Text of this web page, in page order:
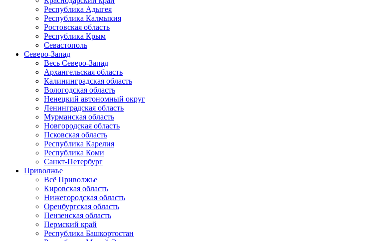
Республика Адыгея
Республика Калмыкия
Ростовская область
Республика Крым
Севастополь
Северо-Запад
Весь Северо-Запад
Архангельская область
Калининградская область
Вологодская область
Ненецкий автономный округ
Ленинградская область
Мурманская область
Новгородская область
Псковская область
Республика Карелия
Республика Коми
Санкт-Петербург
Приволжье
Всё Приволжье
Кировская область
Нижегородская область
Оренбургская область
Пензенская область
Пермский край
Республика Башкортостан